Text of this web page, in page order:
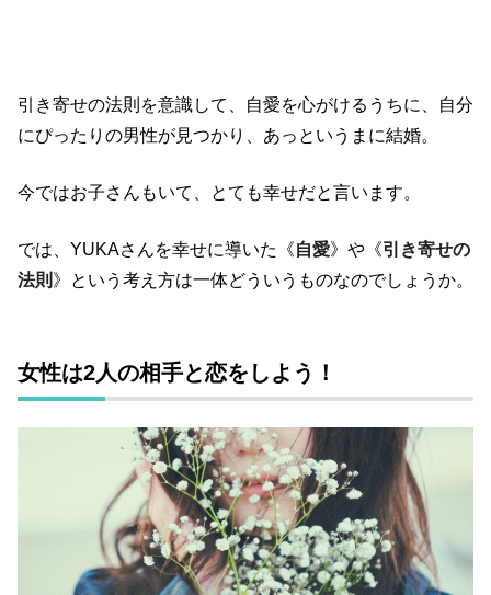
引き寄せの法則を意識して、自愛を心がけるうちに、自分
にぴったりの男性が見つかり、あっというまに結婚。
今ではお子さんもいて、とても幸せだと言います。
では、YUKAさんを幸せに導いた《自愛》や《引き寄せの
法則 》という考え方は一体どういうものなのでしょうか。
女性は2人の相手と恋をしよう！